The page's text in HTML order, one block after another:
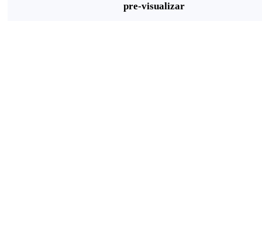
pre-visualizar